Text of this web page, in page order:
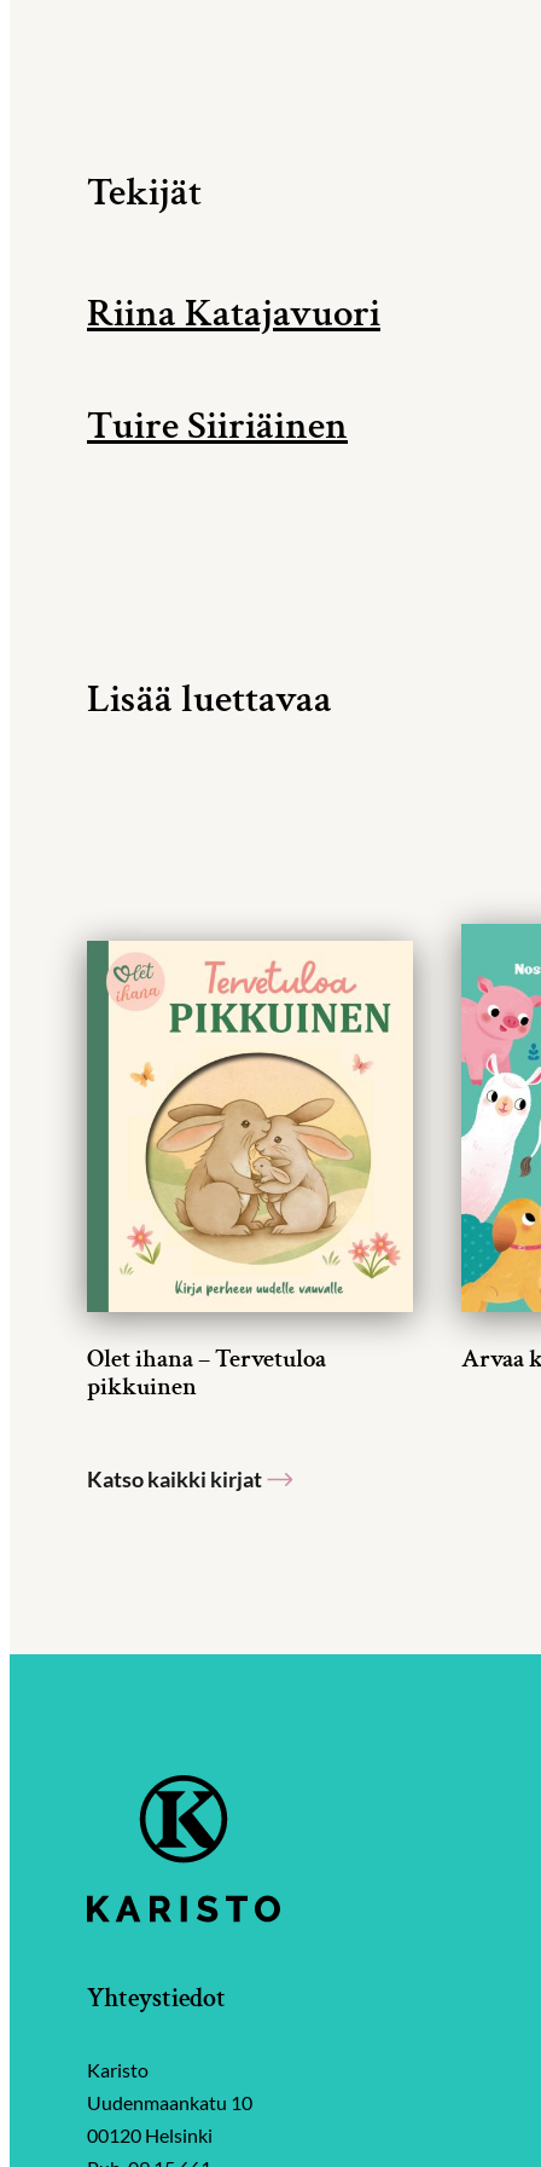
Tekijät
Riina Katajavuori
Tuire Siiriäinen
Lisää luettavaa
Olet ihana – Tervetuloa
pikkuinen
Arvaa
Katso kaikki kirjat
Yhteystiedot
Karisto
Uudenmaankatu 10
00120 Helsinki